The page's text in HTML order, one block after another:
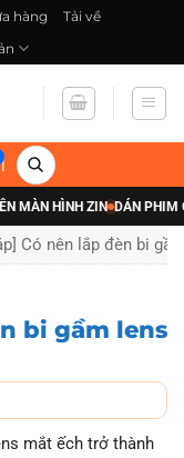
hàng
Tải về
|
HÌNH ZIN DÁN PHIM
Có nên lắp đèn bi
bi gầm lens
mắt ếch trở thành